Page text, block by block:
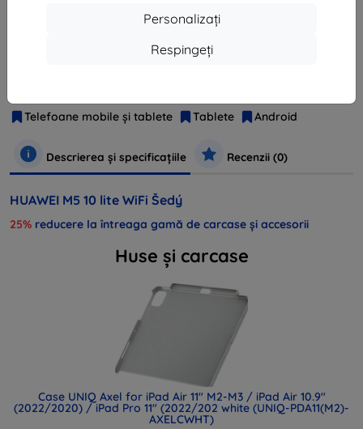
Personalizați
Respingeți
Telefoane mobile și tablete
Tablete Android
Descrierea și specificațiile Recenzii (0)
HUAWEI M5 10 lite WiFi Šedý
25% reducere la întreaga gamă de carcase și accesorii
Huse și carcase
Case UNIQ Axel for iPad Air 11" M2-M3 / iPad Air 10.9"
(2022/2020) / iPad Pro 11" (2022/202 white (UNIQ-PDA11(M2)-
AXELCWHT)